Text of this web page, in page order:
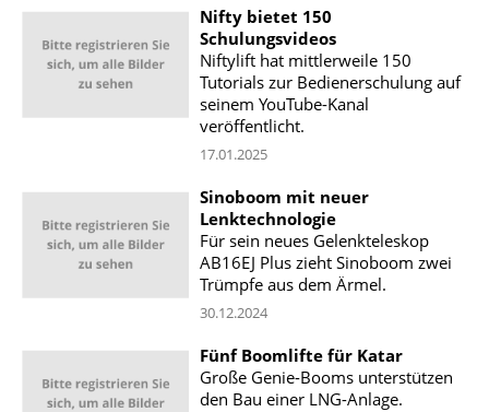
Nifty bietet 150
Schulungsvideos
Niftylift hat mittlerweile 150
Tutorials zur Bedienerschulung auf
seinem YouTube-Kanal
veröffentlicht.
17.01.2025
Sinoboom mit neuer
Lenktechnologie
Für sein neues Gelenkteleskop
AB16EJ Plus zieht Sinoboom zwei
Trümpfe aus dem Ärmel.
30.12.2024
Fünf Boomlifte für Katar
Große Genie-Booms unterstützen
den Bau einer LNG-Anlage.